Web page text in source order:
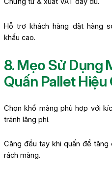
Hỗ trợ khách hàng đặt hàng
khấu cao.
8. Mẹo Sử Dụng
Quấn Pallet Hiệu
Chọn khổ màng phù hợp với
tránh lãng phí.
Căng đều tay khi quấn để tăng
rách màng.